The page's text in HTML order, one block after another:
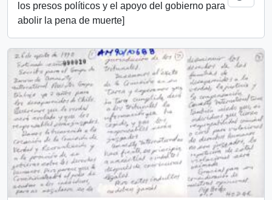
los presos políticos y el apoyo del gobierno para
abolir la pena de muerte]